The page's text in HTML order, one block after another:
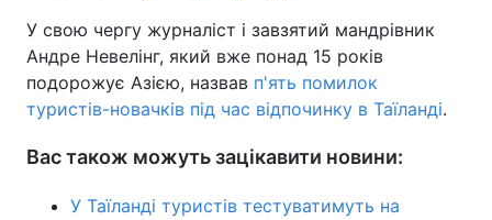
У свою чергу журналіст і завзятий мандрівник
Андре Невелінг, який вже понад 15 років
подорожує Азією, назвав п'ять помилок
туристів-новачків під час відпочинку в Таїланді.
Вас також можуть зацікавити новини:
У Таїланді туристів тестуватимуть на